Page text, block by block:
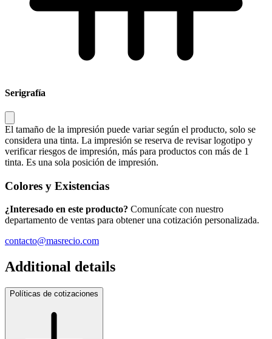
Serigrafía
El tamaño de la impresión puede variar según el producto, solo se
considera una tinta. La impresión se reserva de revisar logotipo y
verificar riesgos de impresión, más para productos con más de 1
tinta. Es una sola posición de impresión.
Colores y Existencias
¿Interesado en este producto? Comunícate con nuestro
departamento de ventas para obtener una cotización personalizada.
contacto@masrecio.com
Additional details
Políticas de cotizaciones